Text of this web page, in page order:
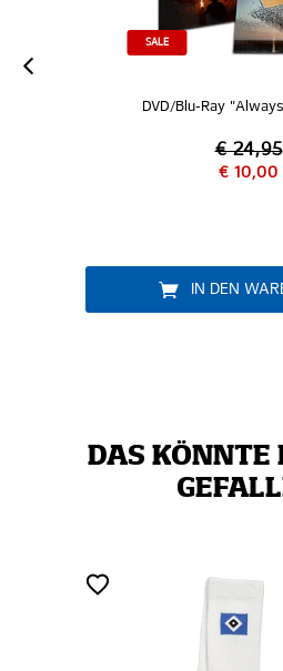
SALE
DVD/Blu-Ray
€ 24,95
€ 10,00
IN DEN
DAS KÖNNTE